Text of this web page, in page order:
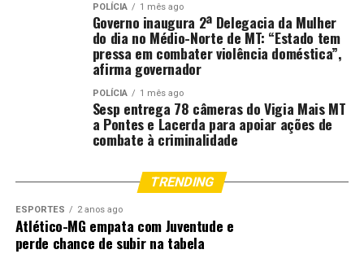
Essa medalha honorífica foi instituída em julho de 2020,
pelo decreto 565, do Governo do Estado, por meio de
Conheça os agraciados desta segunda-feira (30).
1º SGT PM Admir Nogueira
POLÍCIA 1 mês ago
Governo inaugura 2ª Delegacia da Mulher
do dia no Médio-Norte de MT: “Estado tem
pressa em combater violência doméstica”,
afirma governador
POLÍCIA 1 mês ago
Sesp entrega 78 câmeras do Vigia Mais MT
a Pontes e Lacerda para apoiar ações de
combate à criminalidade
TRENDING
ESPORTES 2 anos ago
Atlético-MG empata com Juventude e
perde chance de subir na tabela